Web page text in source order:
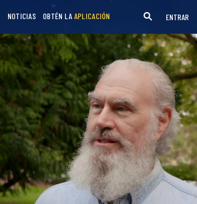
NOTICIAS OBTÉN LA APLICACIÓN ENTRAR